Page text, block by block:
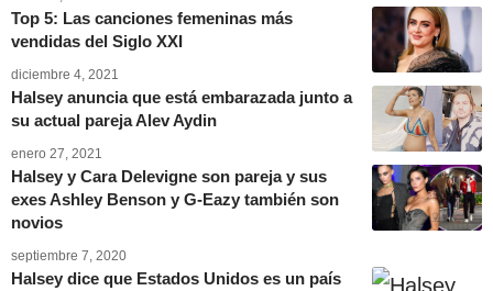
Top 5: Las canciones femeninas más
vendidas del Siglo XXI
diciembre 4, 2021
Halsey anuncia que está embarazada junto a
su actual pareja Alev Aydin
enero 27, 2021
Halsey y Cara Delevigne son pareja y sus
exes Ashley Benson y G-Eazy también son
novios
septiembre 7, 2020
Halsey dice que Estados Unidos es un país